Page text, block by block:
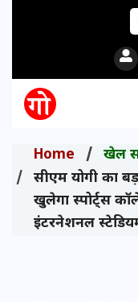
Home
खेल
सीएम योगी का
खुलेगा स्पोर्ट्स
इंटरनेशनल